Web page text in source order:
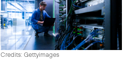
Credits: Gettyimages